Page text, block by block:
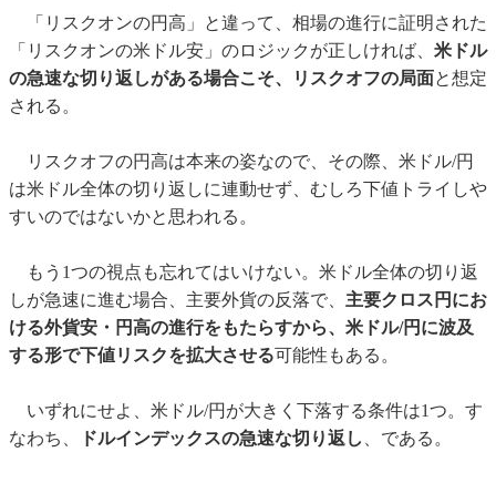
「リスクオンの円高」と違って、相場の進行に証明された
「リスクオンの米ドル安」のロジックが正しければ、 米ドル
の急速な切り返しがある場合こそ、リスクオフの局面と想定
される。
リスクオフの円高は本来の姿なので、その際、米ドル/円
は米ドル全体の切り返しに連動せず、むしろ下値トライしや
すいのではないかと思われる。
もう1つの視点も忘れてはいけない。米ドル全体の切り返
しが急速に進む場合、主要外貨の反落で、 主要クロス円にお
ける外貨安・円高の進行をもたらすから、米ドル/円に波及
する形で下値リスクを拡大させる可能性もある。
いずれにせよ、米ドル/円が大きく下落する条件は1つ。す
なわち、
ドルインデックスの急速な切り返し 、である。